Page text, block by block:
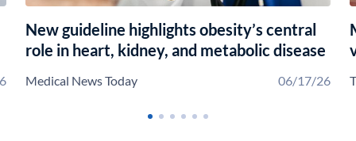
New guideline highlights obesity’s central
role in heart, kidney, and metabolic disease
Medical News Today 06/17/26